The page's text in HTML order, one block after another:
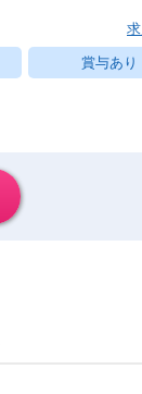
賞与あり